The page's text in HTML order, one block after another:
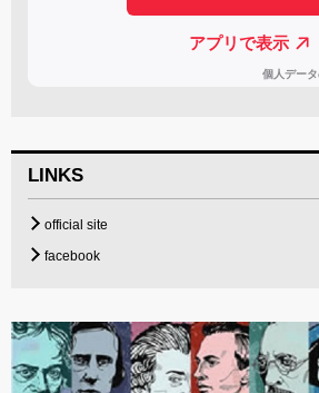
LINKS
official site
facebook